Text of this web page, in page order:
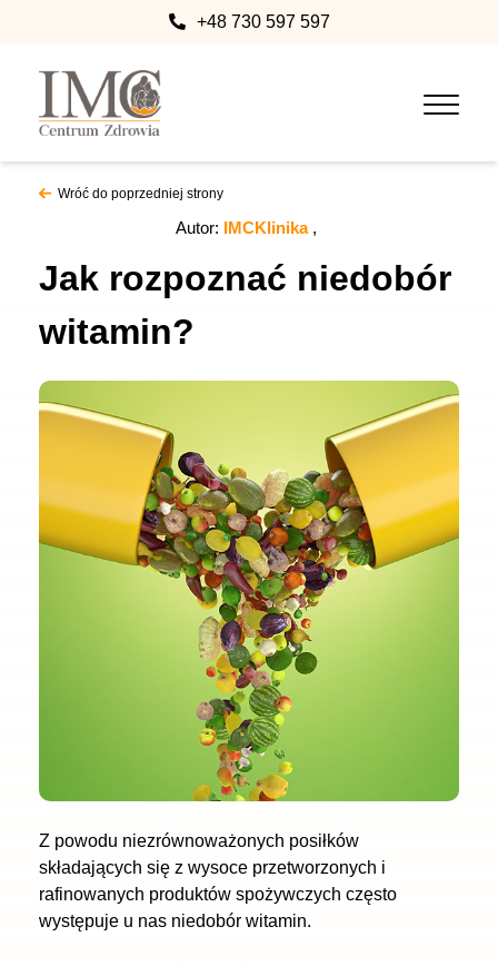
+48 730 597 597
Wróć do poprzedniej strony
Autor: IMCKlinika
Jak rozpoznać niedobór
witamin?
Z powodu niezrównoważonych posiłków
składających się z wysoce przetworzonych i
rafinowanych produktów spożywczych często
występuje u nas niedobór witamin.